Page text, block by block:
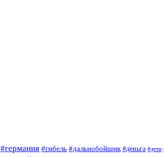
#германия #гибель #дальнобойщик #деньга #дети